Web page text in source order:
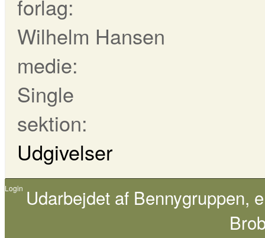
forlag:
Wilhelm Hansen
medie:
Single
sektion:
Udgivelser
Login Udarbejdet af Bennygruppen,